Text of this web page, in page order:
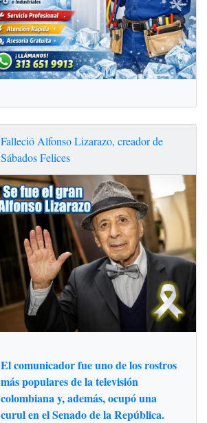
Falleció Alfonso Lizarazo, creador de
Sábados Felices
El comunicador fue uno de los rostros
más populares de la televisión
colombiana y, además, ocupó una
curul en el Senado de la República.